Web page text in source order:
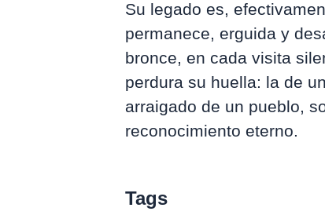
Su legado es,
permanece, erguida y
bronce, en cada visita
perdura su huella: la de
arraigado de un pueblo,
reconocimiento eterno.
Tags